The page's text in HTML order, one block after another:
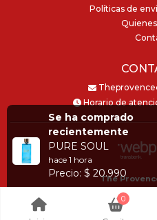
Se ha comprado
recientemente
PURE SOUL
hace 1 hora
Precio: $ 20.990
Políticas de
Horario de
The
Creado
0